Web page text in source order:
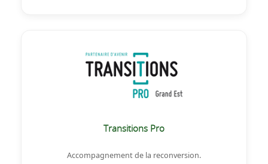
Transitions Pro
Accompagnement de la reconversion.